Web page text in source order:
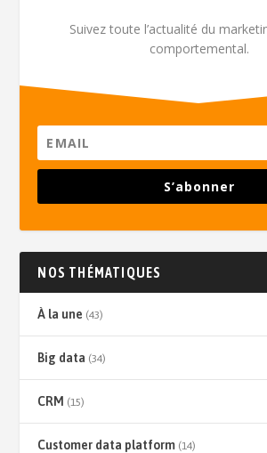
Suivez toute l’actualité du
comportemental.
S’abonner
NOS THÉMATIQUES
À la une (43)
Big data (34)
CRM (15)
Customer data platform (14)